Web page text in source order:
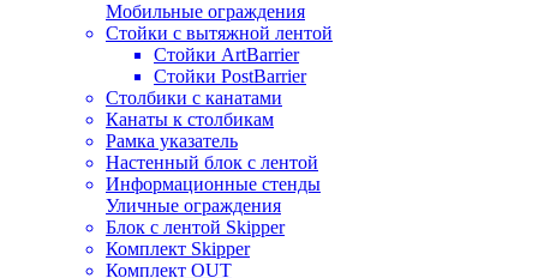
Мобильные ограждения
Стойки с вытяжной лентой
Стойки ArtBarrier
Стойки PostBarrier
Столбики с канатами
Канаты к столбикам
Рамка указатель
Настенный блок с лентой
Информационные стенды
Уличные ограждения
Блок с лентой Skipper
Комплект Skipper
Комплект OUT